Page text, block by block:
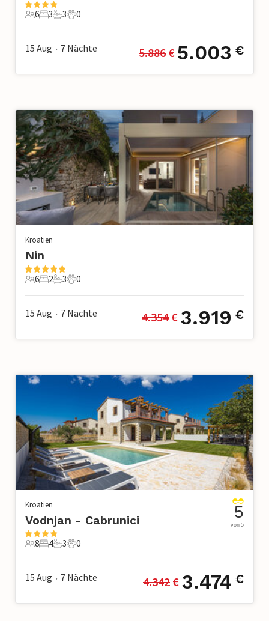
6 Gäste
6
3 Schlafzimmer
3
3 Badezimmer
3
0 Haustiere
0
15 Aug • 7 Nächte 5.886 € 5.003 €
Kroatien
Nin
6 Gäste
6
2 Schlafzimmer
2
3 Badezimmer
3
0 Haustiere
0
15 Aug • 7 Nächte 4.354 € 3.919 €
Kroatien
Vodnjan - Cabrunici
8 Gäste
8
4 Schlafzimmer
4
3 Badezimmer
3
0 Haustiere
0
5
von 5
15 Aug • 7 Nächte 4.342 € 3.474 €